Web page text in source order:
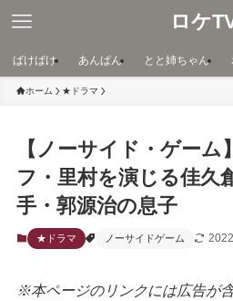
ロケ
ばけばけ あんぱん とと姉ちゃん
ホーム ★ドラマ
【ノーサイド・ゲー
フ・里村を演じる佳久
手・郭源治の息子
★ドラマ ノーサイドゲーム
※本ページのリンクには広告が含